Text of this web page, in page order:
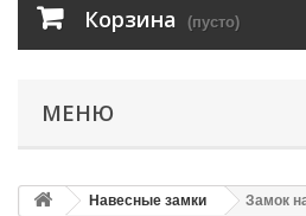
Корзина (пусто)
МЕНЮ
Навесные замки Замок